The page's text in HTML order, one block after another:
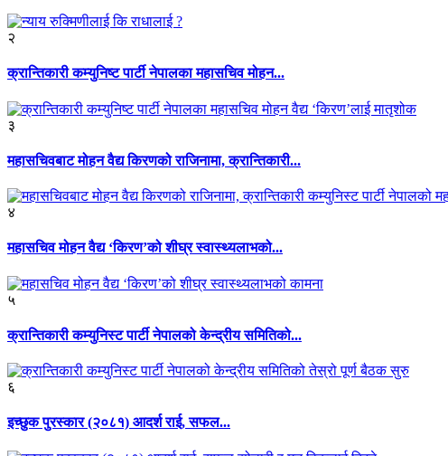
२
क्रान्तिकारी कम्युनिष्ट पार्टी नेपालका महासचिव मोहन...
३
महासचिवबाट मोहन वैद्य किरणको राजिनामा, क्रान्तिकारी...
४
महासचिव मोहन वैद्य ‘किरण’को शीघ्र स्वास्थ्यलाभको...
५
क्रान्तिकारी कम्युनिस्ट पार्टी नेपालको केन्द्रीय समितिको...
६
इच्छुक पुरस्कार (२०८१) आदर्श राई, सफल...